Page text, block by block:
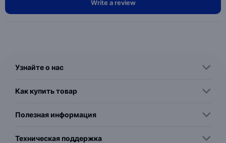
Write a review
Узнайте о нас
Как купить товар
Полезная информация
Техническая поддержка